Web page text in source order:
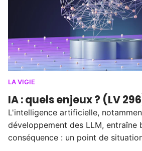
LA VIGIE
IA : quels enjeux ? (LV
L'intelligence artificielle,
développement des LLM, entraîne
conséquence : un point de